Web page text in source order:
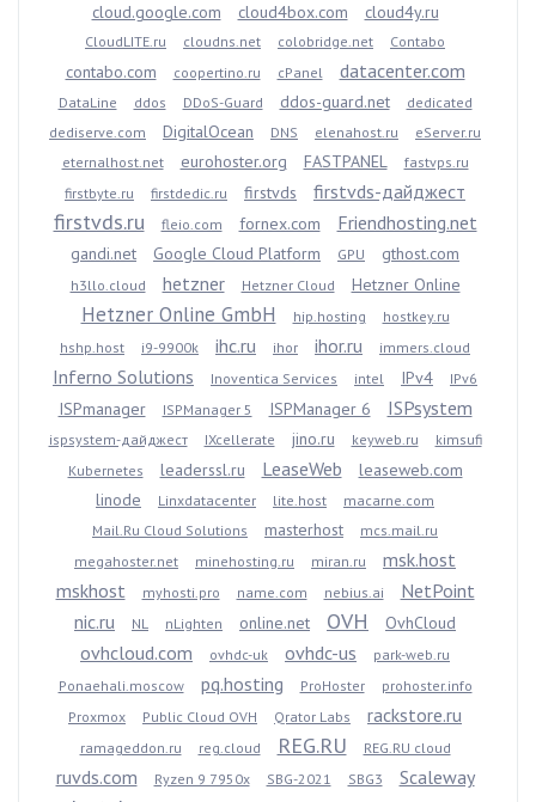
cloud.google.com cloud4box.com cloud4y.ru
CloudLITE.ru cloudns.net colobridge.net Contabo
contabo.com coopertino.ru cPanel datacenter.com
DataLine ddos DDoS-Guard ddos-guard.net
dedicated
dediserve.com
DigitalOcean DNS elenahost.ru
eServer.ru
eternalhost.net
eurohoster.org FASTPANEL
fastvps.ru
firstbyte.ru
firstdedic.ru firstvds firstvds-дайджест
firstvds.ru fleio.com fornex.com Friendhosting.net
gandi.net Google Cloud Platform GPU gthost.com
h3llo.cloud hetzner Hetzner Cloud Hetzner Online
Hetzner Online GmbH hip.hosting
hostkey.ru
hshp.host
i9-9900k ihc.ru ihor ihor.ru immers.cloud
Inferno Solutions Inoventica Services intel IPv4 IPv6
ISPmanager ISPManager 5 ISPManager 6 ISPsystem
ispsystem-дайджест IXcellerate jino.ru keyweb.ru
kimsufi
Kubernetes
leaderssl.ru LeaseWeb
leaseweb.com
linode
Linxdatacenter lite.host
macarne.com
Mail.Ru Cloud Solutions
masterhost
mcs.mail.ru
megahoster.net
minehosting.ru miran.ru
msk.host
mskhost
myhosti.pro name.com nebius.ai
NetPoint
nic.ru
NL nLighten online.net OVH OvhCloud
ovhcloud.com ovhdc-uk ovhdc-us
park-web.ru
Ponaehali.moscow
pq.hosting ProHoster
prohoster.info
Proxmox
Public Cloud OVH Qrator Labs rackstore.ru
ramageddon.ru reg.cloud REG.RU REG.RU cloud
ruvds.com Ryzen 9 7950x SBG-2021 SBG3 Scaleway